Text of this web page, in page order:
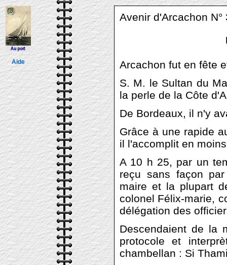
Aide
Avenir d'Arcachon
Arcachon fut en fête
S. M. le Sultan du
la perle de la Côte
De Bordeaux, il n'y
Grâce à une rapide
il l'accomplit en
A 10 h 25, par un
reçu sans façon
maire et la plupart
colonel Félix-marie,
délégation des
Descendaient de la
protocole et
chambellan : Si